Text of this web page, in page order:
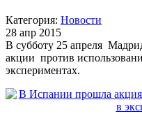
Категория: Новости
28 апр 2015
В субботу 25 апреля
акции против
экспериментах.